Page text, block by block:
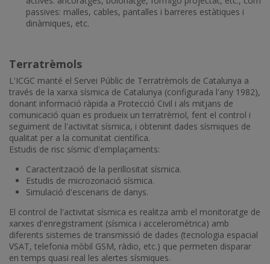
passives: malles, cables, pantalles i barreres estàtiques i
dinàmiques, etc.
Terratrèmols
L'ICGC manté el Servei Públic de Terratrèmols de Catalunya a
través de la xarxa sísmica de Catalunya (configurada l'any 1982),
donant informació ràpida a Protecció Civil i als mitjans de
comunicació quan es produeix un terratrèmol, fent el control i
seguiment de l'activitat sísmica, i obtenint dades sísmiques de
qualitat per a la comunitat científica.
Estudis de risc sísmic d'emplaçaments:
Caracterització de la perillositat sísmica.
Estudis de microzonació sísmica.
Simulació d'escenaris de danys.
El control de l'activitat sísmica es realitza amb el monitoratge de
xarxes d'enregistrament (sísmica i acceleromètrica) amb
diferents sistemes de transmissió de dades (tecnologia espacial
VSAT, telefonia mòbil GSM, ràdio, etc.) que permeten disparar
en temps quasi real les alertes sísmiques.